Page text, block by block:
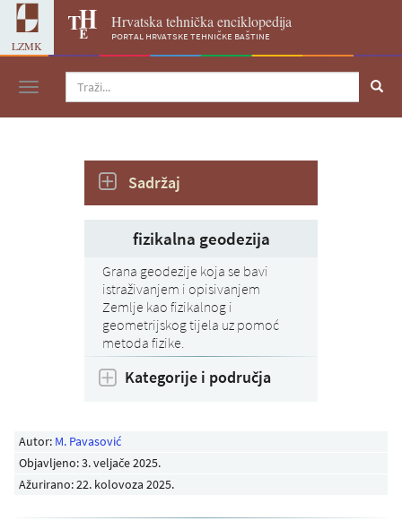
LZMK
Hrvatska tehnička enciklopedija
portal hrvatske tehničke baštine
Navigacija
Autor: M. Pavasović
Objavljeno:3. veljače 2025.
Ažurirano: 22. kolovoza 2025.
Sadržaj
fizikalna geodezija
Grana geodezije koja se bavi
istraživanjem i opisivanjem
Zemlje kao fizikalnog i
geometrijskog tijela uz pomoć
metoda fizike.
Kategorije i područja